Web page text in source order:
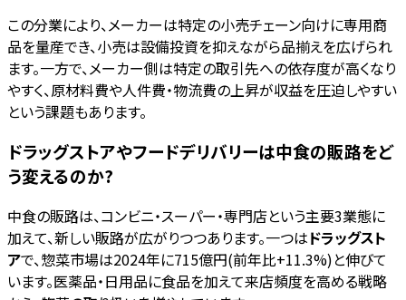
この分業により、メーカーは特定の小売チェーン向けに専用商
品を量産でき、小売は設備投資を抑えながら品揃えを広げられ
ます。一方で、メーカー側は特定の取引先への依存度が高くなり
やすく、原材料費や人件費・物流費の上昇が収益を圧迫しやすい
という課題もあります。
ドラッグストアやフードデリバリーは中食の販路をど
う変えるのか?
中食の販路は、コンビニ・スーパー・専門店という主要3業態に
加えて、新しい販路が広がりつつあります。一つはドラッグスト
アで、惣菜市場は2024年に715億円(前年比+11.3%)と伸びて
います。医薬品・日用品に食品を加えて来店頻度を高める戦略